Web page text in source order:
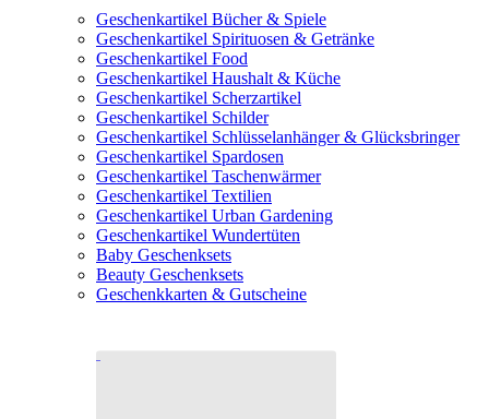
Geschenkartikel Bücher & Spiele
Geschenkartikel Spirituosen & Getränke
Geschenkartikel Food
Geschenkartikel Haushalt & Küche
Geschenkartikel Scherzartikel
Geschenkartikel Schilder
Geschenkartikel Schlüsselanhänger & Glücksbringer
Geschenkartikel Spardosen
Geschenkartikel Taschenwärmer
Geschenkartikel Textilien
Geschenkartikel Urban Gardening
Geschenkartikel Wundertüten
Baby Geschenksets
Beauty Geschenksets
Geschenkkarten & Gutscheine